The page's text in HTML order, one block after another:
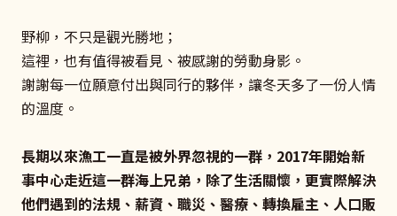
野柳，不只是觀光勝地；
這裡，也有值得被看見、被感謝的勞動身影。
謝謝每一位願意付出與同行的夥伴，讓冬天多了一份人情
的溫度。
長期以來漁工一直是被外界忽視的一群，2017年開始新
事中心走近這一群海上兄弟，除了生活關懷，更實際解決
他們遇到的法規、薪資、職災、醫療、轉換雇主、人口販